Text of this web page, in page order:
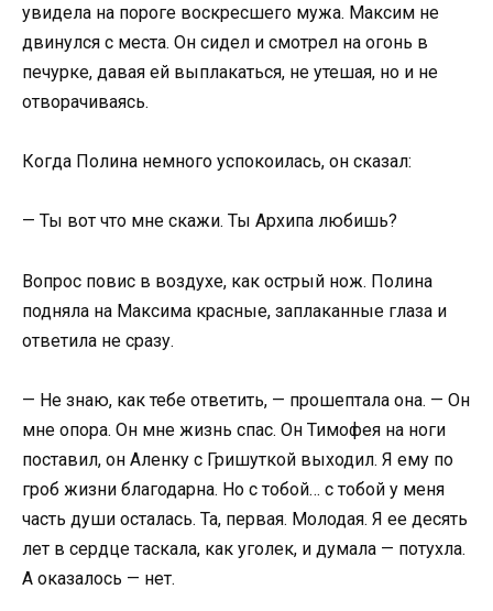
увидела на пороге воскресшего мужа. Максим не
двинулся с места. Он сидел и смотрел на огонь в
печурке, давая ей выплакаться, не утешая, но и не
отворачиваясь.
Когда Полина немного успокоилась, он сказал:
— Ты вот что мне скажи. Ты Архипа любишь?
Вопрос повис в воздухе, как острый нож. Полина
подняла на Максима красные, заплаканные глаза и
ответила не сразу.
— Не знаю, как тебе ответить, — прошептала она. — Он
мне опора. Он мне жизнь спас. Он Тимофея на ноги
поставил, он Аленку с Гришуткой выходил. Я ему по
гроб жизни благодарна. Но с тобой… с тобой у меня
часть души осталась. Та, первая. Молодая. Я ее десять
лет в сердце таскала, как уголек, и думала — потухла.
А оказалось — нет.